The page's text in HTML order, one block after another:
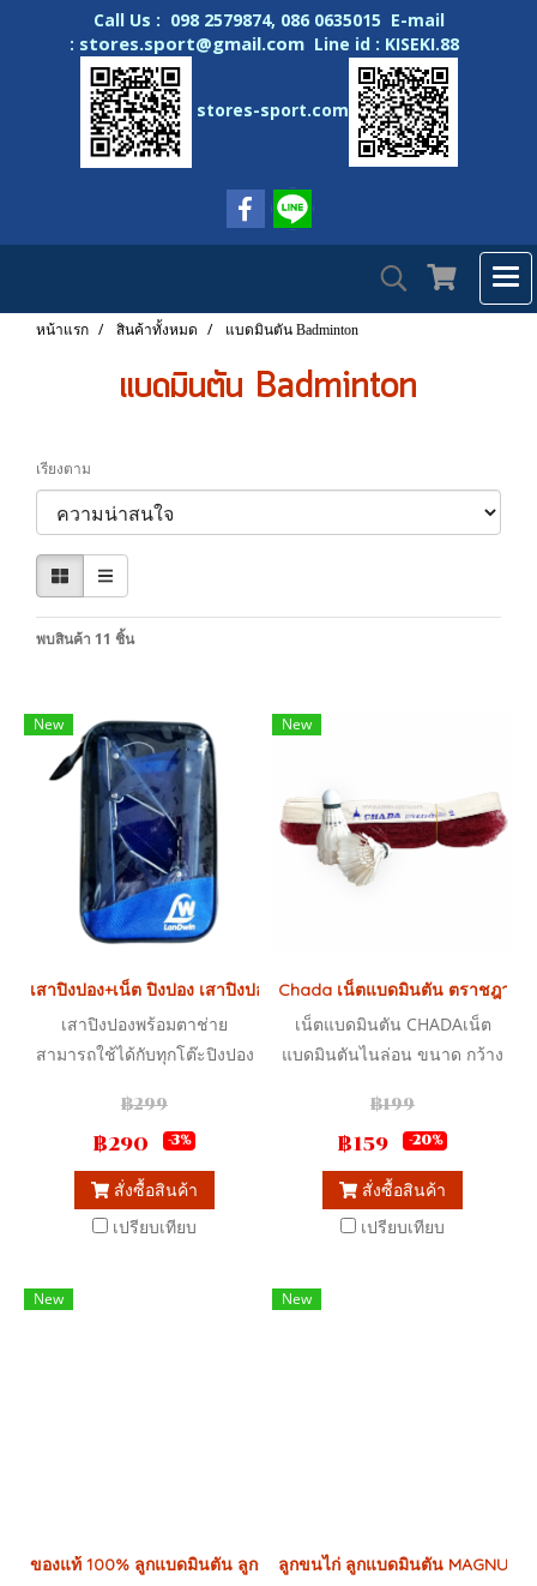
Call Us : 098 2579874, 086 0635015 E-mail
: stores.sport@gmail.com Line id : KISEKI.88
stores-sport.com
หน้าแรก สินค้าทั้งหมด แบดมินตัน Badminton
แบดมินตัน Badminton
เรียงตาม
พบสินค้า 11 ชิ้น
New
เสาปิงปอง+เน็ต ปิงปอง เสาปิงปองพร้อมตาช่าย
เสาปิงปองพร้อมตาช่าย
สามารถใช้ได้กับทุกโต๊ะปิงปอง
฿299
฿290 -3%
สั่งซื้อสินค้า
เปรียบเทียบ
New
Chada เน็ตแบดมินตัน ตราชฎา
เน็ตแบดมินตัน CHADAเน็ต
แบดมินตันไนล่อน ขนาด กว้าง
฿199
฿159 -20%
สั่งซื้อสินค้า
เปรียบเทียบ
New
ของแท้ 100% ลูกแบดมินตัน ลูกขนไก่ Grandsport รหัส 372940
New
ลูกขนไก่ ลูกแบดมินตัน MAGNUM